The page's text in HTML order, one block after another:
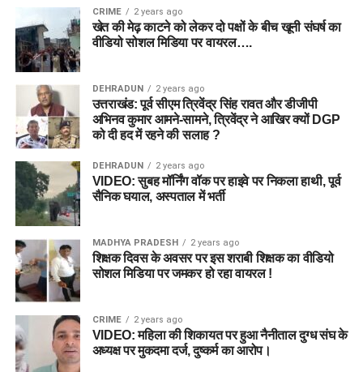
CRIME 2 years ago
खेत की मेढ़ काटने को लेकर दो पक्षों के बीच खूनी संघर्ष का
वीडियो सोशल मिडिया पर वायरल….
DEHRADUN 2 years ago
उत्तराखंड: पूर्व सीएम त्रिवेंद्र सिंह रावत और डीजीपी
अभिनव कुमार आमने-सामने, त्रिवेंद्र ने आखिर क्यों DGP
को दी हद में रहने की सलाह ?
DEHRADUN 2 years ago
VIDEO: सुबह मॉर्निंग वॉक पर हाइवे पर निकला हाथी, पूर्व
सैनिक घयाल, अस्पताल में भर्ती
MADHYA PRADESH 2 years ago
शिक्षक दिवस के अवसर पर इस शराबी शिक्षक का वीडियो
सोशल मिडिया पर जमकर हो रहा वायरल !
CRIME 2 years ago
VIDEO: महिला की शिकायत पर हुआ नैनीताल दुग्ध संघ के
अध्यक्ष पर मुकदमा दर्ज, दुष्कर्म का आरोप।